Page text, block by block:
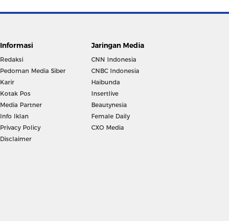
Informasi
Redaksi
Pedoman Media Siber
Karir
Kotak Pos
Media Partner
Info Iklan
Privacy Policy
Disclaimer
Jaringan Media
CNN Indonesia
CNBC Indonesia
Haibunda
Insertlive
Beautynesia
Female Daily
CXO Media